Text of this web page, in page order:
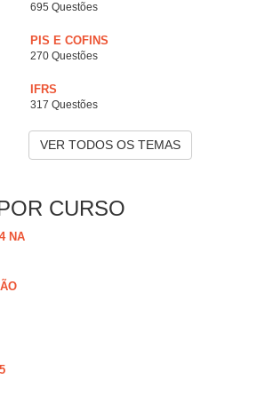
695 Questões
PIS E COFINS
270 Questões
IFRS
317 Questões
VER TODOS OS TEMAS
CURSO
NA